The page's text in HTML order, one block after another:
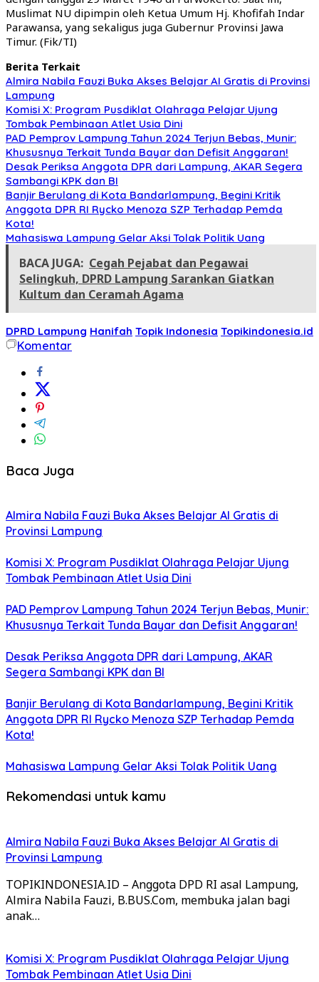
Muslimat NU dipimpin oleh Ketua Umum Hj. Khofifah Indar
Parawansa, yang sekaligus juga Gubernur Provinsi Jawa
Timur. (Fik/TI)
Berita Terkait
Almira Nabila Fauzi Buka Akses Belajar AI Gratis di Provinsi
Lampung
Komisi X: Program Pusdiklat Olahraga Pelajar Ujung
Tombak Pembinaan Atlet Usia Dini
PAD Pemprov Lampung Tahun 2024 Terjun Bebas, Munir:
Khususnya Terkait Tunda Bayar dan Defisit Anggaran!
Desak Periksa Anggota DPR dari Lampung, AKAR Segera
Sambangi KPK dan BI
Banjir Berulang di Kota Bandarlampung, Begini Kritik
Anggota DPR RI Rycko Menoza SZP Terhadap Pemda
Kota!
Mahasiswa Lampung Gelar Aksi Tolak Politik Uang
BACA JUGA: Cegah Pejabat dan Pegawai
Selingkuh, DPRD Lampung Sarankan Giatkan
Kultum dan Ceramah Agama
DPRD Lampung Hanifah Topik Indonesia Topikindonesia.id
Komentar
Baca Juga
Almira Nabila Fauzi Buka Akses Belajar AI Gratis di
Provinsi Lampung
Komisi X: Program Pusdiklat Olahraga Pelajar Ujung
Tombak Pembinaan Atlet Usia Dini
PAD Pemprov Lampung Tahun 2024 Terjun Bebas, Munir:
Khususnya Terkait Tunda Bayar dan Defisit Anggaran!
Desak Periksa Anggota DPR dari Lampung, AKAR
Segera Sambangi KPK dan BI
Banjir Berulang di Kota Bandarlampung, Begini Kritik
Anggota DPR RI Rycko Menoza SZP Terhadap Pemda
Kota!
Mahasiswa Lampung Gelar Aksi Tolak Politik Uang
Rekomendasi untuk kamu
Almira Nabila Fauzi Buka Akses Belajar AI Gratis di
Provinsi Lampung
TOPIKINDONESIA.ID – Anggota DPD RI asal Lampung,
Almira Nabila Fauzi, B.BUS.Com, membuka jalan bagi
anak…
Komisi X: Program Pusdiklat Olahraga Pelajar Ujung
Tombak Pembinaan Atlet Usia Dini